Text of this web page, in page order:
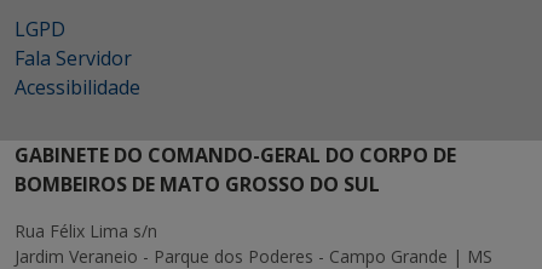
LGPD
Fala Servidor
Acessibilidade
GABINETE DO COMANDO-GERAL DO CORPO DE
BOMBEIROS DE MATO GROSSO DO SUL
Rua Félix Lima s/n
Jardim Veraneio - Parque dos Poderes - Campo Grande | MS